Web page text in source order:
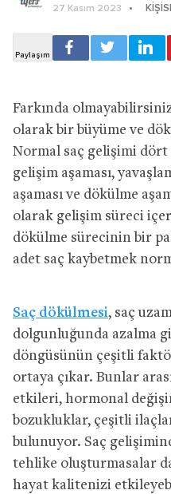
27 Kasım 2023
Farkında
olarak bir büyüme ve
Normal saç gelişimi dört
gelişim aşaması,
aşaması ve dökülme
olarak gelişim süreci
dökülme sürecinin bir
adet saç kaybetmek
Saç dökülmesi, saç
dolgunluğunda azalma
döngüsünün çeşitli
ortaya çıkar. Bunlar
etkileri, hormonal
bozukluklar, çeşitli
bulunuyor. Saç
tehlike oluşturmasalar
hayat kalitenizi